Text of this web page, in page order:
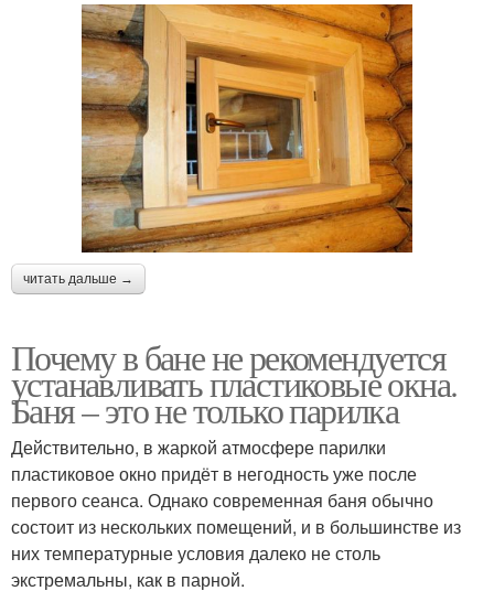
читать дальше →
Почему в бане не рекомендуется
устанавливать пластиковые окна.
Баня – это не только парилка
Действительно, в жаркой атмосфере парилки
пластиковое окно придёт в негодность уже после
первого сеанса. Однако современная баня обычно
состоит из нескольких помещений, и в большинстве из
них температурные условия далеко не столь
экстремальны, как в парной.